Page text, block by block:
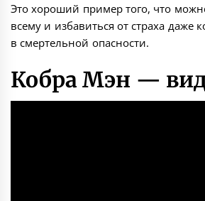
Это хороший пример того, что
всему и избавиться от страха даже
в смертельной опасности.
Кобра Мэн —